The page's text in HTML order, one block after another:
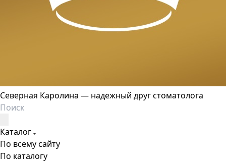
Северная Каролина — надежный друг стоматолога
Каталог
По всему сайту
По каталогу